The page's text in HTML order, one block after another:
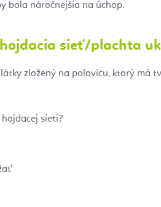
bola náročnejšia na úchop.
sieť/plachta
zložený na polovicu, ktorý má
sieti?